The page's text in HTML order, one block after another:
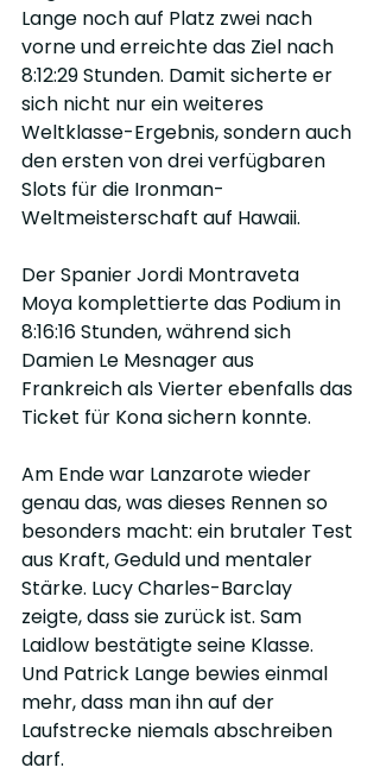
Lange noch auf Platz zwei nach
vorne und erreichte das Ziel nach
8:12:29 Stunden. Damit sicherte er
sich nicht nur ein weiteres
Weltklasse-Ergebnis, sondern auch
den ersten von drei verfügbaren
Slots für die Ironman-
Weltmeisterschaft auf Hawaii.
Der Spanier Jordi Montraveta
Moya komplettierte das Podium in
8:16:16 Stunden, während sich
Damien Le Mesnager aus
Frankreich als Vierter ebenfalls das
Ticket für Kona sichern konnte.
Am Ende war Lanzarote wieder
genau das, was dieses Rennen so
besonders macht: ein brutaler Test
aus Kraft, Geduld und mentaler
Stärke. Lucy Charles-Barclay
zeigte, dass sie zurück ist. Sam
Laidlow bestätigte seine Klasse.
Und Patrick Lange bewies einmal
mehr, dass man ihn auf der
Laufstrecke niemals abschreiben
darf.